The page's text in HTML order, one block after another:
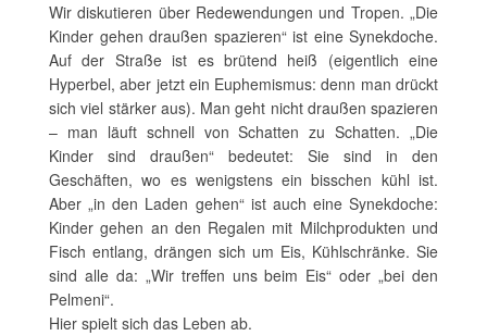
Wir diskutieren über Redewendungen und Tropen. „Die
Kinder gehen draußen spazieren“ ist eine Synekdoche.
Auf der Straße ist es brütend heiß (eigentlich eine
Hyperbel, aber jetzt ein Euphemismus: denn man drückt
sich viel stärker aus). Man geht nicht draußen spazieren
– man läuft schnell von Schatten zu Schatten. „Die
Kinder sind draußen“ bedeutet: Sie sind in den
Geschäften, wo es wenigstens ein bisschen kühl ist.
Aber „in den Laden gehen“ ist auch eine Synekdoche:
Kinder gehen an den Regalen mit Milchprodukten und
Fisch entlang, drängen sich um Eis, Kühlschränke. Sie
sind alle da: „Wir treffen uns beim Eis“ oder „bei den
Pelmeni“.
Hier spielt sich das Leben ab.